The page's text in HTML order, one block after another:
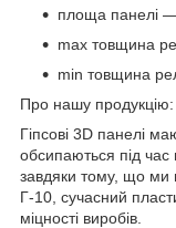
площа панелі —
max товщина
min товщина
Про нашу продукцію:
Гіпсові 3D панелі
обсипаються під час
завдяки тому, що ми
Г-10, сучасний
міцності виробів.